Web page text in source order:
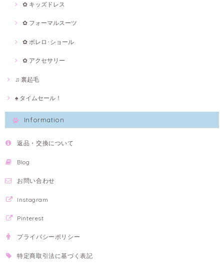
✿ キッズドレス
✿ フォーマルスーツ
✿ ボレロ･ショール
✿ アクセサリー
♫ 裏起毛
♠ タイムセール！
Information
返品・交換について
Blog
お問い合わせ
Instagram
Pinterest
プライバシーポリシー
特定商取引法に基づく表記